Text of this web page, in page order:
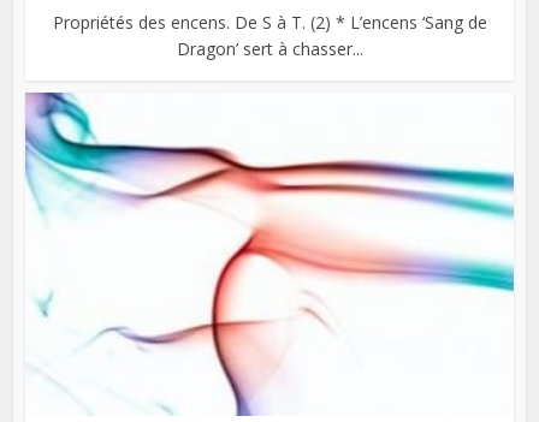
Propriétés des encens. De S à T. (2) * L’encens ‘Sang de
Dragon’ sert à chasser...